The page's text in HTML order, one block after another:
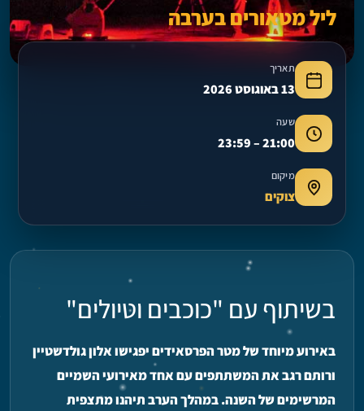
ליל מטאורים בערבה
תאריך
13 באוגוסט 2026
שעה
21:00 – 23:59
מיקום
צוקים
בשיתוף עם "כוכבים וטיולים"
באירוע מיוחד של מטר הפרסאידים יפגישו אלון גולדשטיין
ורותם רגב את המשתתפים עם אחד מאירועי השמיים
המרשימים של השנה. במהלך הערב תיהנו מתצפית